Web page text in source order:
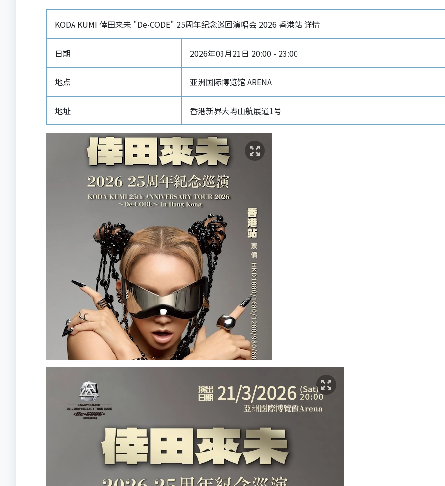
KODA KUMI 倖田来未 "De-CODE" 25周年纪念巡回演唱会 2026 香港站 详情
日期 2026年03月21日 20:00 - 23:00
地点 亚洲国际博览馆 ARENA
地址 香港新界大屿山航展道1号